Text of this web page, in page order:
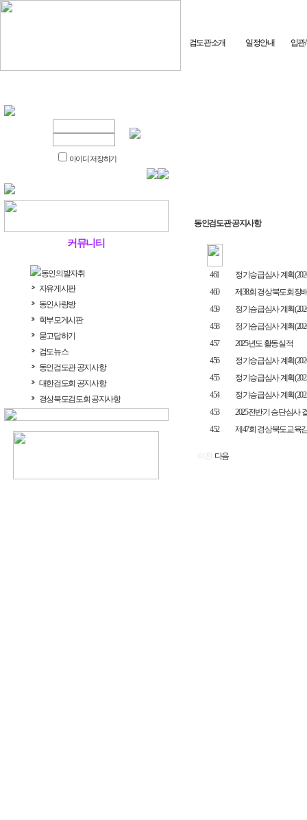
검도관소개 일정안내 입관
아이디 저장하기
커뮤니티
동인의발자취
자유게시판
동인사랑방
학부모게시판
묻고답하기
검도뉴스
동인검도관 공지사항
대한검도회 공지사항
경상북도검도회 공지사항
동인검도관 공지사항
461
정기승급심사 계획
460
제38회 경상북도회장
459
정기승급심사 계획
458
정기승급심사 계획
457
2025년도 활동실적
456
정기승급심사 계획
455
정기승급심사 계획
454
정기승급심사 계획
453
2025전반기 승단심사
452
제47회 경상북도교육
이전 다음